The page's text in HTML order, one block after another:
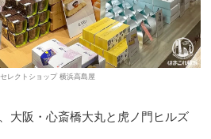
レクトショップ 横浜高島屋
大阪・心斎橋大丸と虎ノ門ヒルズ